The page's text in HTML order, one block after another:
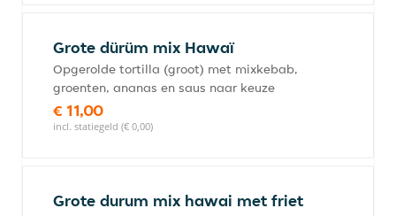
Grote dürüm mix Hawaï
Opgerolde tortilla (groot) met mixkebab,
groenten, ananas en saus naar keuze
€ 11,00
incl. statiegeld (€ 0,00)
Grote durum mix hawai met friet